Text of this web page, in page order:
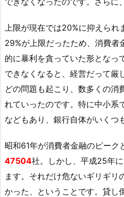
上限が現在では20%に抑えられ
29%が上限だったため、消費者
的に暴利を貪っていた形となっ
できなくなると、経営だって厳
どの問題も起こり、数多くの消
れていったのです。特に中小系
などもあり、銀行自体がいくつ
昭和61年が消費者金融のピーク
47504社。しかし、平成25年
ます。それだけ危ないギリギリ
かった、ということです。貸し